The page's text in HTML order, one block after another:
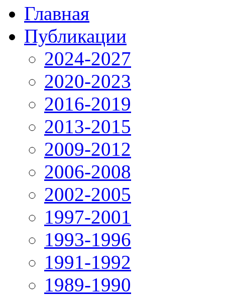
Главная
Публикации
2024-2027
2020-2023
2016-2019
2013-2015
2009-2012
2006-2008
2002-2005
1997-2001
1993-1996
1991-1992
1989-1990